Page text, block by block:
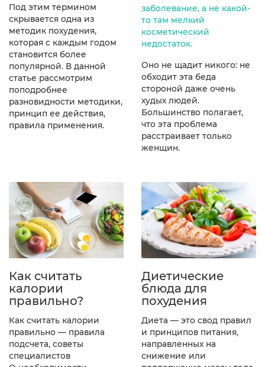
Под этим термином
скрывается одна из
методик похудения,
которая с каждым годом
становится более
популярной. В данной
статье рассмотрим
поподробнее
разновидности методики,
принцип ее действия,
правила применения.
заболевание, а не какой-
то там мелкий
косметический
недостаток.
Оно не щадит никого: не
обходит эта беда
стороной даже очень
худых людей.
Большинство полагает,
что эта проблема
расстраивает только
женщин.
Как считать
калории
правильно?
Как считать калории
правильно — правила
подсчета, советы
специалистов
Диетические
блюда для
похудения
Диета — это свод правил
и принципов питания,
направленных на
снижение или